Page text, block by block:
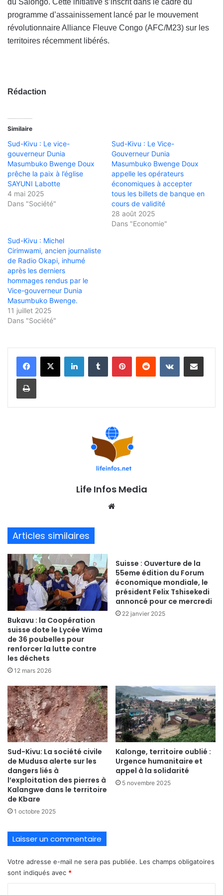
du Salongo. Cette initiative s’inscrit dans le cadre du
programme d’assainissement lancé par le mouvement
révolutionnaire Alliance Fleuve Congo (AFC/M23) sur les
territoires récemment libérés.
Rédaction
Similaire
Sud-Kivu : Le vice-
gouverneur Dunia
Masumbuko Bwenge Doux
prêche la paix à l’église
SAYUNI Labotte
4 mai 2025
Dans "Société"
Sud-Kivu : Le Vice-
Gouverneur Dunia
Masumbuko Bwenge Doux
appelle les opérateurs
économiques à accepter
tous les billets de banque en
cours de validité
28 août 2025
Dans "Economie"
Sud-Kivu : Michel
Cirimwami, ancien journaliste
de Radio Okapi, inhumé
après les derniers
hommages rendus par le
Vice-gouverneur Dunia
Masumbuko Bwenge.
11 juillet 2025
Dans "Société"
Life Infos Media
Articles similaires
Bukavu : la Coopération
suisse dote le Lycée Wima
de 36 poubelles pour
renforcer la lutte contre
les déchets
12 mars 2026
Suisse : Ouverture de la
55eme édition du Forum
économique mondiale, le
président Felix Tshisekedi
annoncé pour ce mercredi
22 janvier 2025
Sud-Kivu: La société civile
de Mudusa alerte sur les
dangers liés à
l’exploitation des pierres à
Kalangwe dans le territoire
de Kbare
1 octobre 2025
Kalonge, territoire oublié :
Urgence humanitaire et
appel à la solidarité
5 novembre 2025
Laisser un commentaire
Votre adresse e-mail ne sera pas publiée. Les champs obligatoires
sont indiqués avec *